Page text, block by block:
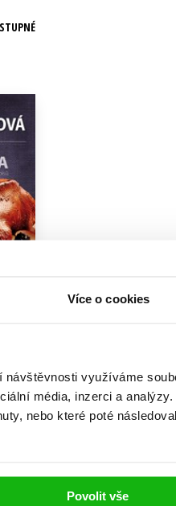
Více o cookies
návštěvnosti využíváme
média, inzerci a analýzy.
nebo které poté
Povolit vše